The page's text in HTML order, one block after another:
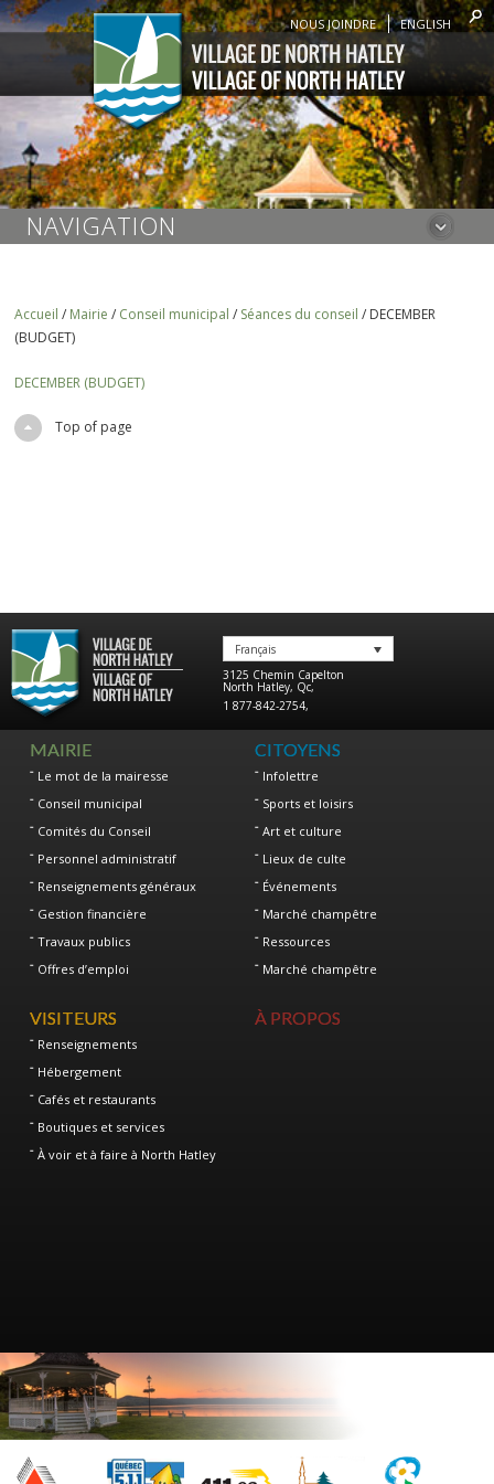
NOUS JOINDRE ENGLISH
NAVIGATION
Accueil / Mairie / Conseil municipal / Séances du conseil / DECEMBER
(BUDGET)
DECEMBER (BUDGET)
Top of page
Français
3125 Chemin Capelton
North Hatley, Qc,
1 877-842-2754,
MAIRIE
Le mot de la mairesse
Conseil municipal
Comités du Conseil
Personnel administratif
Renseignements généraux
Gestion financière
Travaux publics
Offres d’emploi
CITOYENS
Infolettre
Sports et loisirs
Art et culture
Lieux de culte
Événements
Marché champêtre
Ressources
Marché champêtre
VISITEURS
Renseignements
Hébergement
Cafés et restaurants
Boutiques et services
À voir et à faire à North Hatley
À PROPOS